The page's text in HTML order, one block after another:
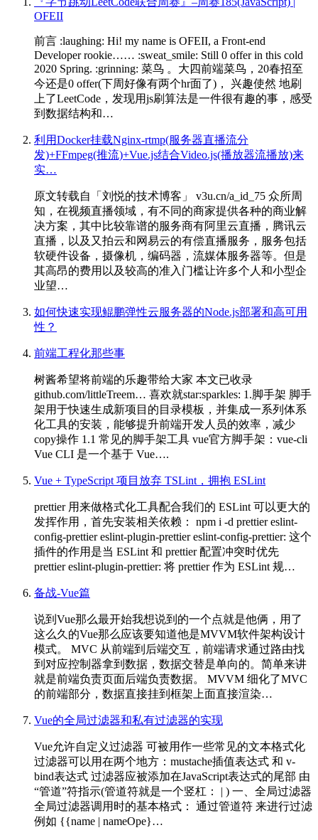
OFEII
前言 :laughing: Hi! my name is OFEII, a Front-end
Developer rookie…… :sweat_smile: Still 0 offer in this cold
2020 Spring. :grinning: 菜鸟 。大四前端菜鸟，20春招至
今还是0 offer(下周好像有两个hr面了)， 兴趣使然 地刷
上了LeetCode，发现用js刷算法是一件很有趣的事，感受
到数据结构和…
利用Docker挂载Nginx-rtmp(服务器直播流分
发)+FFmpeg(推流)+Vue.js结合Video.js(播放器流播放)来
实…
原文转载自「刘悦的技术博客」 v3u.cn/a_id_75 众所周
知，在视频直播领域，有不同的商家提供各种的商业解
决方案，其中比较靠谱的服务商有阿里云直播，腾讯云
直播，以及又拍云和网易云的有偿直播服务，服务包括
软硬件设备，摄像机，编码器，流媒体服务器等。但是
其高昂的费用以及较高的准入门槛让许多个人和小型企
业望…
如何快速实现鲲鹏弹性云服务器的Node.js部署和高可用
性？
前端工程化那些事
树酱希望将前端的乐趣带给大家 本文已收录
github.com/littleTreem… 喜欢就star:sparkles: 1.脚手架 脚手
架用于快速生成新项目的目录模板，并集成一系列体系
化工具的安装，能够提升前端开发人员的效率，减少
copy操作 1.1 常见的脚手架工具 vue官方脚手架：vue-cli
Vue CLI 是一个基于 Vue….
Vue + TypeScript 项目放弃 TSLint，拥抱 ESLint
prettier 用来做格式化工具配合我们的 ESLint 可以更大的
发挥作用，首先安装相关依赖： npm i -d prettier eslint-
config-prettier eslint-plugin-prettier eslint-config-prettier: 这个
插件的作用是当 ESLint 和 prettier 配置冲突时优先
prettier eslint-plugin-prettier: 将 prettier 作为 ESLint 规…
备战-Vue篇
说到Vue那么最开始我想说到的一个点就是他俩，用了
这么久的Vue那么应该要知道他是MVVM软件架构设计
模式。 MVC 从前端到后端交互，前端请求通过路由找
到对应控制器拿到数据，数据交替是单向的。简单来讲
就是前端负责页面后端负责数据。 MVVM 细化了MVC
的前端部分，数据直接挂到框架上面直接渲染…
Vue的全局过滤器和私有过滤器的实现
Vue允许自定义过滤器 可被用作一些常见的文本格式化
过滤器可以用在两个地方：mustache插值表达式 和 v-
bind表达式 过滤器应被添加在JavaScript表达式的尾部 由
“管道”符指示(管道符就是一个竖杠： | ) 一、全局过滤器
全局过滤器调用时的基本格式： 通过管道符 来进行过滤
例如 {{name | nameOpe}…